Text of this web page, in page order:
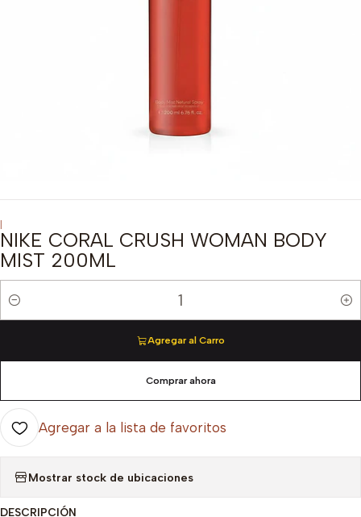
|
NIKE CORAL CRUSH WOMAN BODY
MIST 200ML
Cantidad
Agregar al Carro
Comprar ahora
Agregar a la lista de favoritos
Mostrar stock de ubicaciones
DESCRIPCIÓN